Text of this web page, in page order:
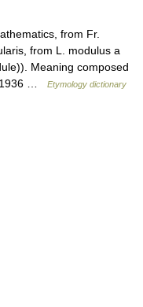
from Fr.
from L. modulus a
Meaning composed
1936 …
Etymology dictionary